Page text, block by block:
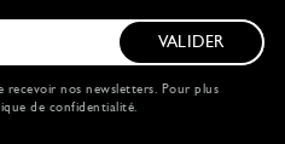
VALIDER
recevoir nos newsletters. Pour plus
de confidentialité.